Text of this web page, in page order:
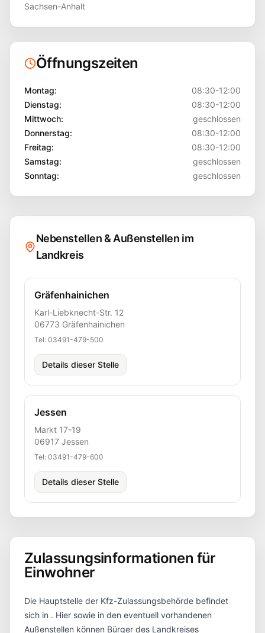
Sachsen-Anhalt
Öffnungszeiten
Montag:
08:30-12:00
Dienstag:
08:30-12:00
Mittwoch:
geschlossen
Donnerstag:
08:30-12:00
Freitag:
08:30-12:00
Samstag:
geschlossen
Sonntag: geschlossen
Nebenstellen & Außenstellen im
Landkreis
Gräfenhainichen
Karl-Liebknecht-Str. 12
06773 Gräfenhainichen
Tel: 03491-479-500
Details dieser Stelle
Jessen
Markt 17-19
06917 Jessen
Tel: 03491-479-600
Details dieser Stelle
Zulassungsinformationen für
Einwohner
Die Hauptstelle der Kfz-Zulassungsbehörde befindet
sich in . Hier sowie in den eventuell vorhandenen
Außenstellen können Bürger des Landkreises